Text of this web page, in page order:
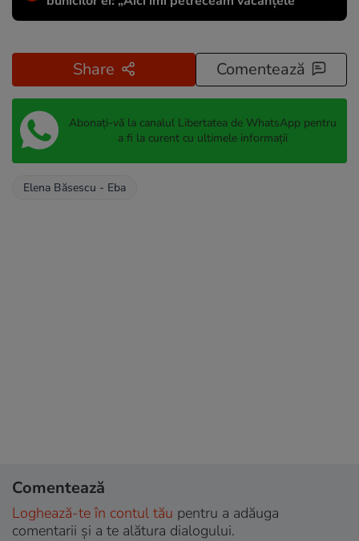
Share Comentează
Abonați-vă la canalul Libertatea de WhatsApp pentru
a fi la curent cu ultimele informații
Elena Băsescu - Eba
Comentează
Loghează-te în contul tău pentru a adăuga
comentarii și a te alătura dialogului.